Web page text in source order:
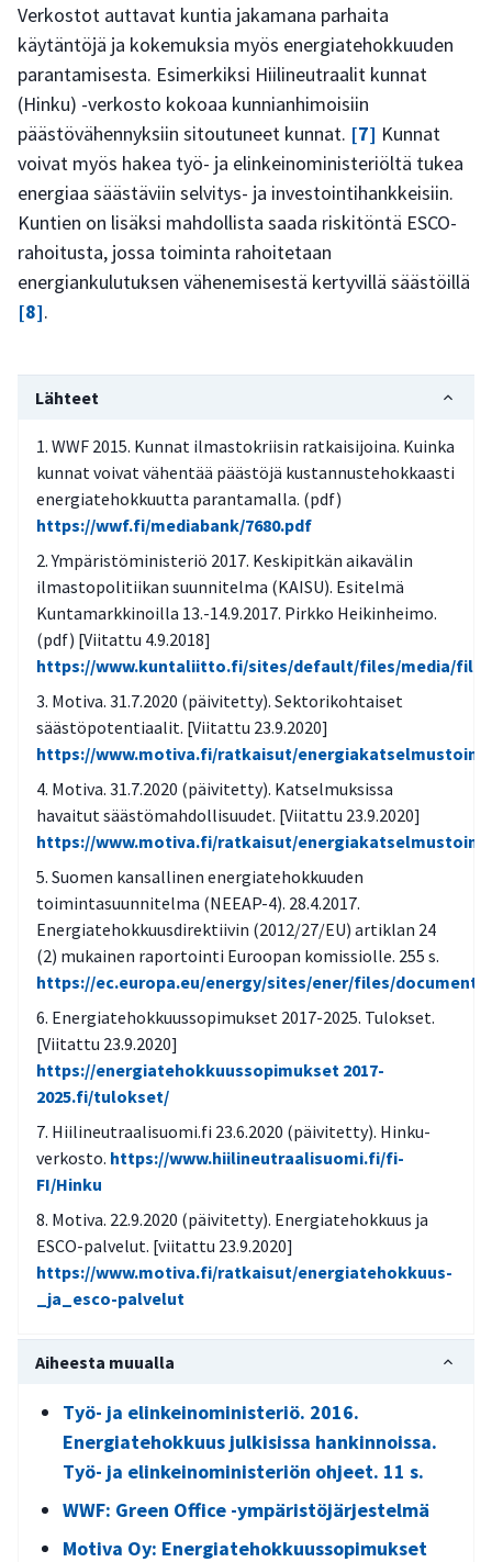
Verkostot auttavat kuntia jakamana parhaita
käytäntöjä ja kokemuksia myös energiatehokkuuden
parantamisesta. Esimerkiksi Hiilineutraalit kunnat
(Hinku) -verkosto kokoaa kunnianhimoisiin
päästövähennyksiin sitoutuneet kunnat. [7] Kunnat
voivat myös hakea työ- ja elinkeinoministeriöltä tukea
energiaa säästäviin selvitys- ja investointihankkeisiin.
Kuntien on lisäksi mahdollista saada riskitöntä ESCO-
rahoitusta, jossa toiminta rahoitetaan
energiankulutuksen vähenemisestä kertyvillä säästöillä
[8].
Lähteet
WWF 2015. Kunnat ilmastokriisin ratkaisijoina. Kuinka
kunnat voivat vähentää päästöjä kustannustehokkaasti
energiatehokkuutta parantamalla. (pdf)
https://wwf.fi/mediabank/7680.pdf
Ympäristöministeriö 2017. Keskipitkän aikavälin
ilmastopolitiikan suunnitelma (KAISU). Esitelmä
Kuntamarkkinoilla 13.-14.9.2017. Pirkko Heikinheimo.
(pdf) [Viitattu 4.9.2018]
https://www.kuntaliitto.fi/sites/default/files/media/file/
Motiva. 31.7.2020 (päivitetty). Sektorikohtaiset
säästöpotentiaalit. [Viitattu 23.9.2020]
https://www.motiva.fi/ratkaisut/
Motiva. 31.7.2020 (päivitetty). Katselmuksissa
havaitut säästömahdollisuudet. [Viitattu 23.9.2020]
https://www.motiva.fi/ratkaisut/
Suomen kansallinen energiatehokkuuden
toimintasuunnitelma (NEEAP-4). 28.4.2017.
Energiatehokkuusdirektiivin (2012/27/EU) artiklan 24
(2) mukainen raportointi Euroopan komissiolle. 255 s.
https://ec.europa.eu/energy/sites/ener/files/
Energiatehokkuussopimukset 2017-2025. Tulokset.
[Viitattu 23.9.2020]
https://energiatehokkuussopimukset 2017-
2025.fi/tulokset/
Hiilineutraalisuomi.fi 23.6.2020 (päivitetty). Hinku-
verkosto. https://www.hiilineutraalisuomi.fi/fi-
FI/Hinku
Motiva. 22.9.2020 (päivitetty). Energiatehokkuus ja
ESCO-palvelut. [viitattu 23.9.2020]
https://www.motiva.fi/ratkaisut/energiatehokkuus-
_ja_esco-palvelut
Aiheesta muualla
Työ- ja elinkeinoministeriö. 2016.
Energiatehokkuus julkisissa hankinnoissa.
Työ- ja elinkeinoministeriön ohjeet. 11 s.
WWF: Green Office -ympäristöjärjestelmä
Motiva Oy: Energiatehokkuussopimukset